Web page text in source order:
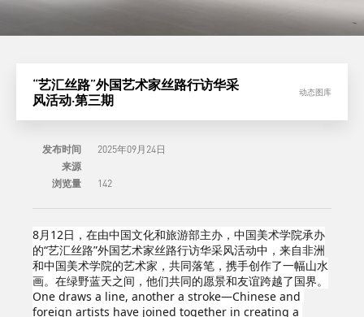
“艺汇丝路”外国艺术家丝路行访华采
风活动·第三期
动态图库
发布时间
2025年09月24日
来源
浏览量
142
8月12日，在由中国文化和旅游部主办，中国美术学院承办
的“艺汇丝路”外国艺术家丝路行访华采风活动中，来自非洲
和中国美术学院的艺术家，共同落笔，携手创作了一幅山水
画。在绿野蓝天之间，他们共同的愿景和友谊跨越了国界。
One draws a line, another a stroke—Chinese and
foreign artists have joined together in creating a